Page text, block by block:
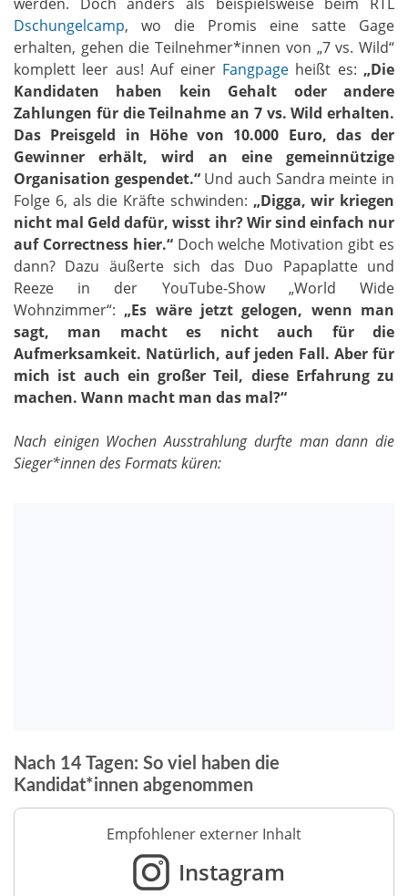
Dschungelcamp, wo die Promis eine satte Gage
erhalten, gehen die Teilnehmer*innen von „7 vs. Wild“
komplett leer aus! Auf einer Fangpageheißt es: „Die
Kandidaten haben kein Gehalt oder andere
Zahlungen für die Teilnahme an 7 vs. Wild erhalten.
Das Preisgeld in Höhe von 10.000 Euro, das der
Gewinner erhält, wird an eine gemeinnützige
Organisation gespendet.“ Und auch Sandra meinte in
Folge 6, als die Kräfte schwinden: „Digga, wir kriegen
nicht mal Geld dafür, wisst ihr? Wir sind einfach nur
auf Correctness hier.“Doch welche Motivation gibt es
dann? Dazu äußerte sich das Duo Papaplatte und
Reeze in der YouTube-Show „World Wide
Wohnzimmer“: „Es wäre jetzt gelogen, wenn man
sagt, man macht es nicht auch für die
Aufmerksamkeit. Natürlich, auf jeden Fall. Aber für
mich ist auch ein großer Teil, diese Erfahrung zu
machen. Wann macht man das mal?“
Nach einigen Wochen Ausstrahlung durfte man dann die
Sieger*innen des Formats küren:
Nach 14 Tagen: So viel haben die
Kandidat*innen abgenommen
Empfohlener externer Inhalt
Instagram